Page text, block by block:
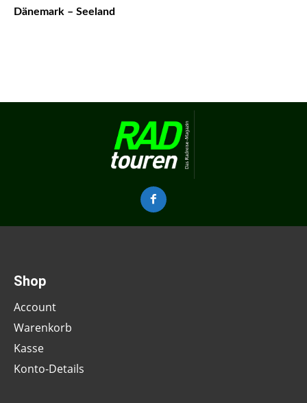
Dänemark – Seeland
Shop
Account
Warenkorb
Kasse
Konto-Details